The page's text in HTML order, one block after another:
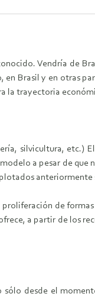
Vendría de
Brasil y en otras
la trayectoria
silvicultura, etc.)
a pesar de que
de
a partir de los
desde el